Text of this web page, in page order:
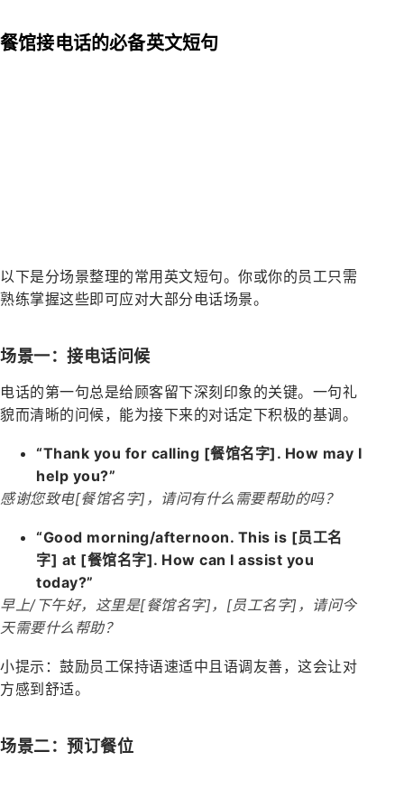
餐馆接电话的必备英文短句
以下是分场景整理的常用英文短句。你或你的员工只需
熟练掌握这些即可应对大部分电话场景。
场景一：接电话问候
电话的第一句总是给顾客留下深刻印象的关键。一句礼
貌而清晰的问候，能为接下来的对话定下积极的基调。
“Thank you for calling [餐馆名字]. How may I
help you?”
感谢您致电[餐馆名字]，请问有什么需要帮助的吗？
“Good morning/afternoon. This is [员工名
字] at [餐馆名字]. How can I assist you
today?”
早上/下午好，这里是[餐馆名字]，[员工名字]，请问今
天需要什么帮助？
小提示：鼓励员工保持语速适中且语调友善，这会让对
方感到舒适。
场景二：预订餐位